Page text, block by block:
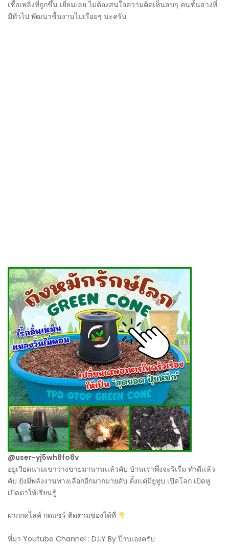
เชื้อเพลิงที่ถูกขึ้น เยี่ยมเลย ไม่ต้องสนใจความคิดเห็นลบๆ คนชั้นล่างที่
มีทั่วไป พัฒนาชื้นงานไปเรื่อยๆ นะครับ
@user-yj5wh8fo8v
อยู่เวียดนามเขาวางขายมานานเเล้วคับ บ้านเราพึ่งจะริเรื่ม ทำดีเเล้ว
คับ ยังมีพลังงานทางเลือกอีกมากมายคับ ตั้งเเต่มียูทูบ เปิดโลก เปิดหู
เปิดตาให้เรียนรู้
ฝากกดไลค์ กดแชร์ ติดตามช่องได้ที่
ที่มา Youtube Channel : D.I.Y By ป๊าบเองครับ